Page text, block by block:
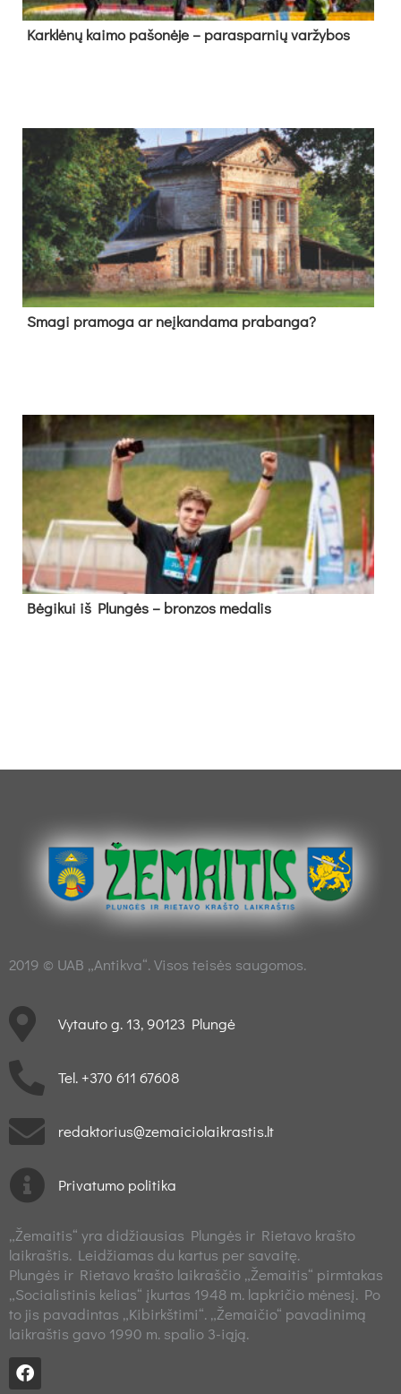
Kark­lė­nų kai­mo pa­šo­nė­je – pa­ras­par­nių var­žy­bos
Sma­gi pra­mo­ga ar neį­kan­da­ma pra­ban­ga?
Bė­gi­kui iš Plun­gės – bron­zos me­da­lis
2019 © UAB „Antikva“. Visos teisės saugomos.
Vytauto g. 13, 90123 Plungė
Tel. +370 611 67608
redaktorius@zemaiciolaikrastis.lt
Privatumo politika
„Žemaitis“ yra didžiausias Plungės ir Rietavo krašto
laikraštis. Leidžiamas du kartus per savaitę.
Plungės ir Rietavo krašto laikraščio „Žemaitis“ pirmtakas
„Socialistinis kelias“ įkurtas 1948 m. lapkričio mėnesį. Po
to jis pavadintas „Kibirkštimi“. „Žemaičio“ pavadinimą
laikraštis gavo 1990 m. spalio 3-iąją.